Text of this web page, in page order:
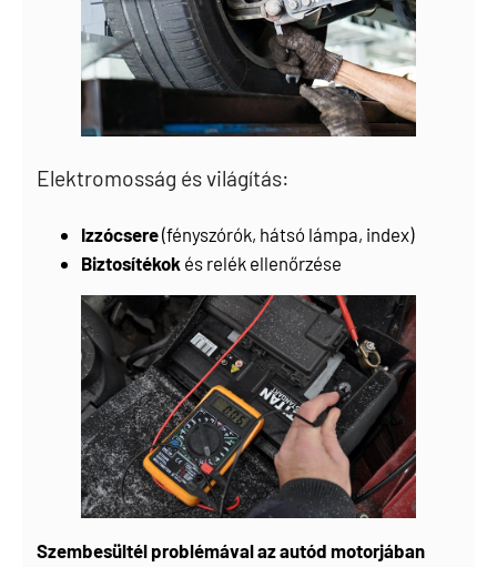
Elektromosság és világítás:
Izzócsere(fényszórók, hátsó lámpa, index)
Biztosítékok és relék ellenőrzése
Szembesültél problémával az autód motorjában